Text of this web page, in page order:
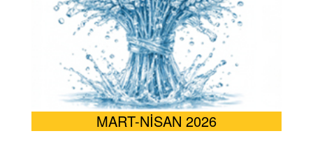
MART-NİSAN 2026